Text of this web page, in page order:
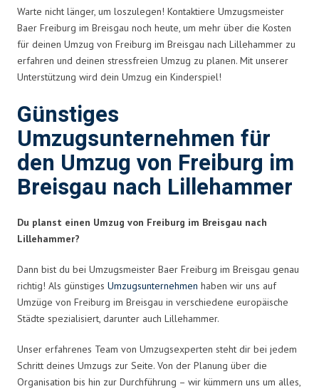
Warte nicht länger, um loszulegen! Kontaktiere Umzugsmeister
Baer Freiburg im Breisgau noch heute, um mehr über die Kosten
für deinen Umzug von Freiburg im Breisgau nach Lillehammer zu
erfahren und deinen stressfreien Umzug zu planen. Mit unserer
Unterstützung wird dein Umzug ein Kinderspiel!
Günstiges
Umzugsunternehmen für
den Umzug von Freiburg im
Breisgau nach Lillehammer
Du planst einen Umzug von Freiburg im Breisgau nach
Lillehammer?
Dann bist du bei Umzugsmeister Baer Freiburg im Breisgau genau
richtig! Als günstiges Umzugsunternehmen haben wir uns auf
Umzüge von Freiburg im Breisgau in verschiedene europäische
Städte spezialisiert, darunter auch Lillehammer.
Unser erfahrenes Team von Umzugsexperten steht dir bei jedem
Schritt deines Umzugs zur Seite. Von der Planung über die
Organisation bis hin zur Durchführung – wir kümmern uns um alles,